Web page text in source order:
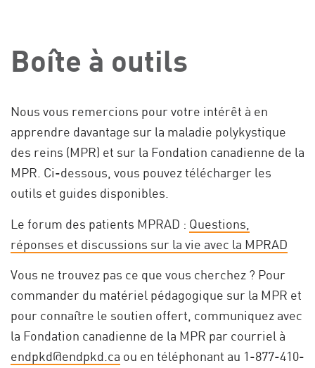
Boîte à outils
Nous vous remercions pour votre intérêt à en
apprendre davantage sur la maladie polykystique
des reins (MPR) et sur la Fondation canadienne de la
MPR. Ci-dessous, vous pouvez télécharger les
outils et guides disponibles.
Le forum des patients MPRAD : Questions,
réponses et discussions sur la vie avec la MPRAD
Vous ne trouvez pas ce que vous cherchez ? Pour
commander du matériel pédagogique sur la MPR et
pour connaître le soutien offert, communiquez avec
la Fondation canadienne de la MPR par courriel à
endpkd@endpkd.ca ou en téléphonant au 1-877-410-